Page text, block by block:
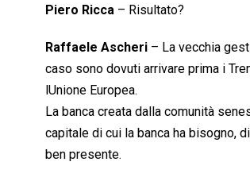
Piero Ricca – Risultato?
Raffaele Ascheri – La vecchia
caso sono dovuti arrivare prima i
lUnione Europea.
La banca creata dalla comunità
capitale di cui la banca ha bisogno,
ben presente.